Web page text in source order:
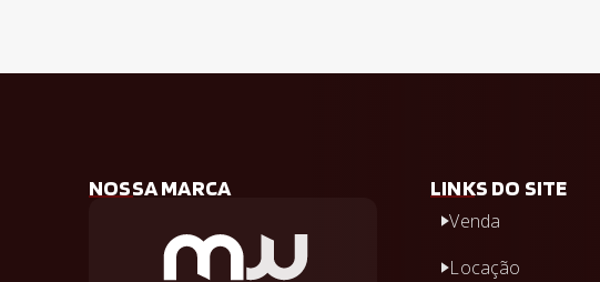
NOSSA MARCA LINKS DO SITE
Venda
Locação